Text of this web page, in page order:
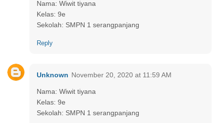
Nama: Wiwit tiyana
Kelas: 9e
Sekolah: SMPN 1 serangpanjang
Reply
Unknown November 20, 2020 at 11:59 AM
Nama: Wiwit tiyana
Kelas: 9e
Sekolah: SMPN 1 serangpanjang